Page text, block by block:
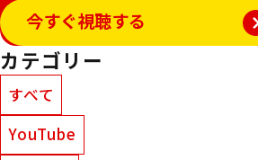
今すぐ視聴する
カテゴリー
すべて
YouTube